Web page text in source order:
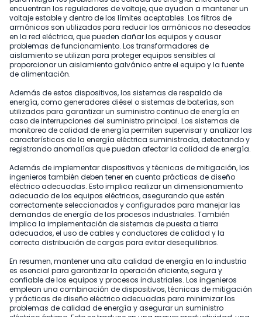
encuentran los reguladores de voltaje, que ayudan a mantener un
voltaje estable y dentro de los límites aceptables. Los filtros de
armónicos son utilizados para reducir los armónicos no deseados
en la red eléctrica, que pueden dañar los equipos y causar
problemas de funcionamiento. Los transformadores de
aislamiento se utilizan para proteger equipos sensibles al
proporcionar un aislamiento galvánico entre el equipo y la fuente
de alimentación.
Además de estos dispositivos, los sistemas de respaldo de
energía, como generadores diésel o sistemas de baterías, son
utilizados para garantizar un suministro continuo de energía en
caso de interrupciones del suministro principal. Los sistemas de
monitoreo de calidad de energía permiten supervisar y analizar las
características de la energía eléctrica suministrada, detectando y
registrando anomalías que puedan afectar la calidad de energía.
Además de implementar dispositivos y técnicas de mitigación, los
ingenieros también deben tener en cuenta prácticas de diseño
eléctrico adecuadas. Esto implica realizar un dimensionamiento
adecuado de los equipos eléctricos, asegurando que estén
correctamente seleccionados y configurados para manejar las
demandas de energía de los procesos industriales. También
implica la implementación de sistemas de puesta a tierra
adecuados, el uso de cables y conductores de calidad y la
correcta distribución de cargas para evitar desequilibrios.
En resumen, mantener una alta calidad de energía en la industria
es esencial para garantizar la operación eficiente, segura y
confiable de los equipos y procesos industriales. Los ingenieros
emplean una combinación de dispositivos, técnicas de mitigación
y prácticas de diseño eléctrico adecuadas para minimizar los
problemas de calidad de energía y asegurar un suministro